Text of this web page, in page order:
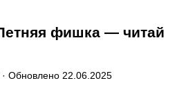
фишка — читай
· Обновлено 22.06.2025